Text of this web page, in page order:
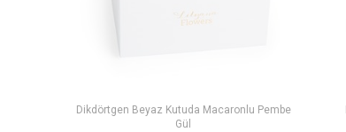
Dikdörtgen Beyaz Kutuda Macaronlu Pembe
Gül